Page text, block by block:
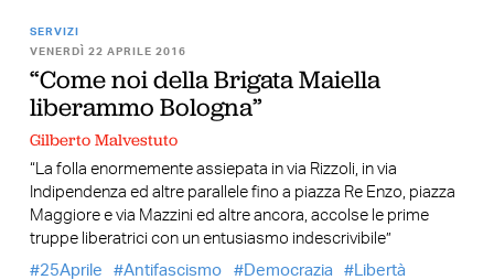
SERVIZI
VENERDÌ 22 APRILE 2016
“Come noi della Brigata Maiella
liberammo Bologna”
Gilberto Malvestuto
“La folla enormemente assiepata in via Rizzoli, in via
Indipendenza ed altre parallele fino a piazza Re Enzo, piazza
Maggiore e via Mazzini ed altre ancora, accolse le prime
truppe liberatrici con un entusiasmo indescrivibile”
25Aprile
Antifascismo Democrazia
Libertà